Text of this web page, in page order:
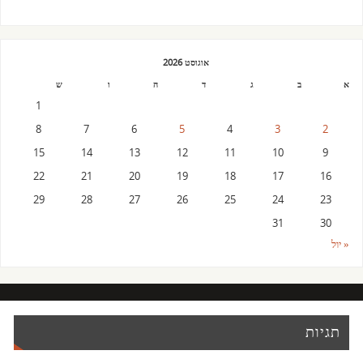
אוגוסט 2026
א
ב ג ד ה ו ש
1
2
3
4
5
6
7
8
9
10
11
12
13
14
15
16
17
18
19
20
21
22
23
24
25
26
27
28
29
30
31
« יול
תגיות